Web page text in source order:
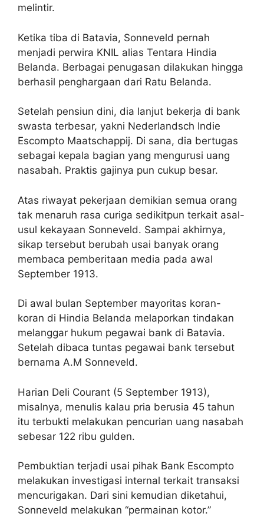
melintir.
Ketika tiba di Batavia, Sonneveld pernah
menjadi perwira KNIL alias Tentara Hindia
Belanda. Berbagai penugasan dilakukan hingga
berhasil penghargaan dari Ratu Belanda.
Setelah pensiun dini, dia lanjut bekerja di bank
swasta terbesar, yakni Nederlandsch Indie
Escompto Maatschappij. Di sana, dia bertugas
sebagai kepala bagian yang mengurusi uang
nasabah. Praktis gajinya pun cukup besar.
Atas riwayat pekerjaan demikian semua orang
tak menaruh rasa curiga sedikitpun terkait asal-
usul kekayaan Sonneveld. Sampai akhirnya,
sikap tersebut berubah usai banyak orang
membaca pemberitaan media pada awal
September 1913.
Di awal bulan September mayoritas koran-
koran di Hindia Belanda melaporkan tindakan
melanggar hukum pegawai bank di Batavia.
Setelah dibaca tuntas pegawai bank tersebut
bernama A.M Sonneveld.
Harian Deli Courant (5 September 1913),
misalnya, menulis kalau pria berusia 45 tahun
itu terbukti melakukan pencurian uang nasabah
sebesar 122 ribu gulden.
Pembuktian terjadi usai pihak Bank Escompto
melakukan investigasi internal terkait transaksi
mencurigakan. Dari sini kemudian diketahui,
Sonneveld melakukan “permainan kotor.”